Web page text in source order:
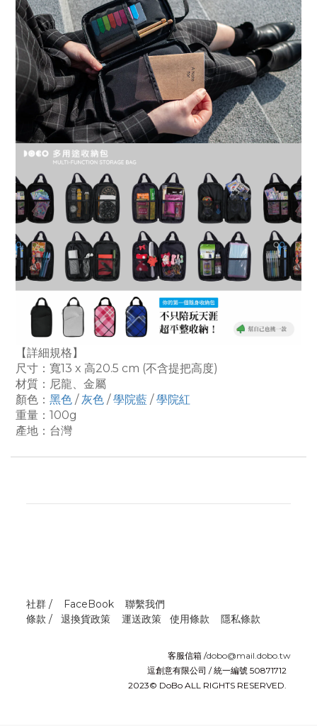
【詳細規格】
尺寸：寬13 x 高20.5 cm (不含提把高度)
材質：尼龍、金屬
顏色： 黑色 / 灰色 /學院藍 /學院紅
重量：100g
產地：台灣
社群 / FaceBook
聯繫我們
條款 / 退換貨政策 運送政策 使用條款 隱私條款
客服信箱 /dobo@mail.dobo.tw
逗創意有限公司 / 統一編號 50871712
2023© DoBo ALL RIGHTS RESERVED.